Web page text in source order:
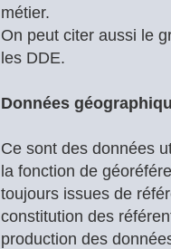
métier.
On peut citer aussi le
les DDE.
Données
Ce sont des données
la fonction de
toujours issues de
constitution des
production des